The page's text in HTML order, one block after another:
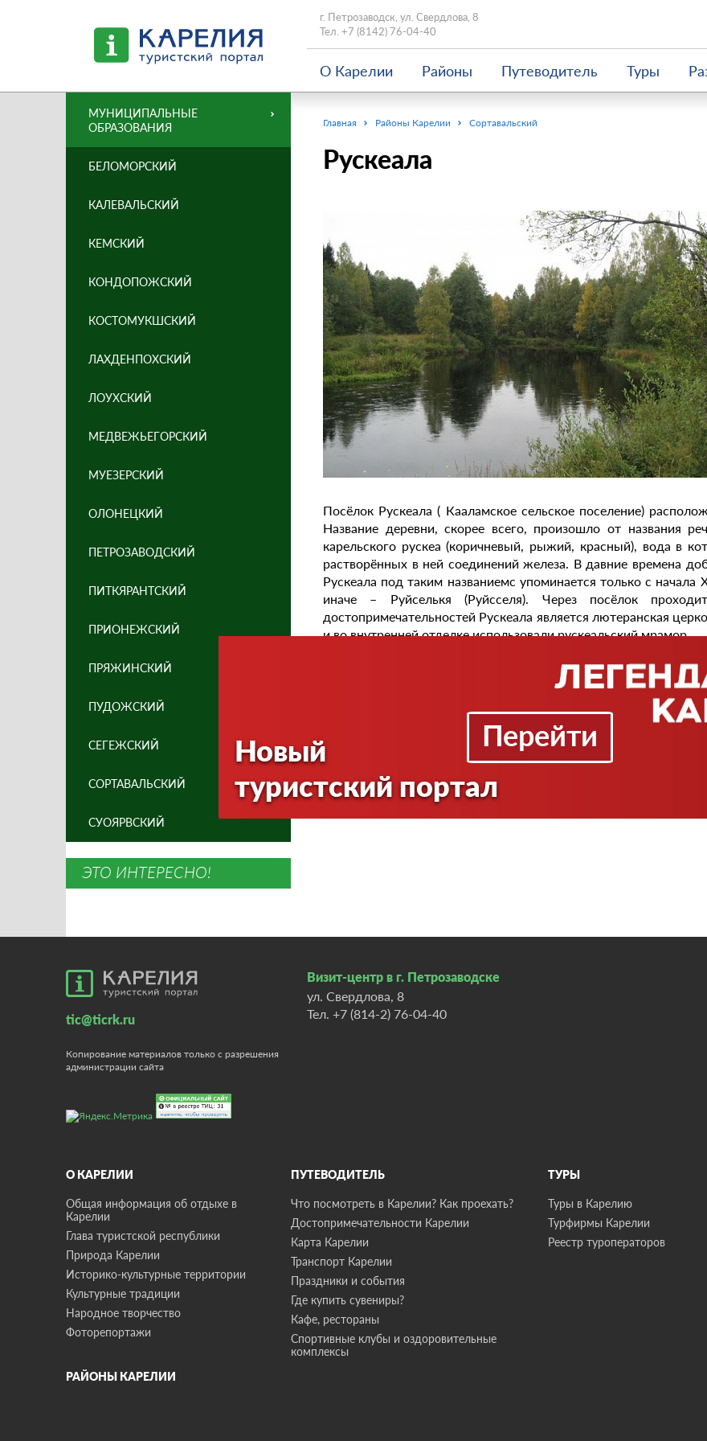
г. Петрозаводск, ул. Свердлова, 8
Тел. +7 (8142) 76-04-40
О Карелии Районы Путеводитель Туры
Главная Районы Карелии Сортавальский
Рускеала
Посёлок Рускеала ( Кааламское сельское поселение)
Название деревни, скорее всего, произошло от названия
карельского рускеа (коричневый, рыжий, красный), вода в
растворённых в ней соединений железа. В давние времена
Рускеала под таким названиемс упоминается только с начала
иначе – Руйселькя (Руйсселя). Через посёлок
достопримечательностей Рускеала является лютеранская
и во внутренней отделке использовали рускеальский мрамор.
МУНИЦИПАЛЬНЫЕ
ОБРАЗОВАНИЯ
БЕЛОМОРСКИЙ
КАЛЕВАЛЬСКИЙ
КЕМСКИЙ
КОНДОПОЖСКИЙ
КОСТОМУКШСКИЙ
ЛАХДЕНПОХСКИЙ
ЛОУХСКИЙ
МЕДВЕЖЬЕГОРСКИЙ
МУЕЗЕРСКИЙ
ОЛОНЕЦКИЙ
ПЕТРОЗАВОДСКИЙ
ПИТКЯРАНТСКИЙ
ПРИОНЕЖСКИЙ
ПРЯЖИНСКИЙ
ПУДОЖСКИЙ
СЕГЕЖСКИЙ
СОРТАВАЛЬСКИЙ
СУОЯРВСКИЙ
ЭТО ИНТЕРЕСНО!
tic@ticrk.ru
Копирование материалов только с разрешения
администрации сайта
Визит-центр в г. Петрозаводске
ул. Свердлова, 8
Тел. +7 (814-2) 76-04-40
О КАРЕЛИИ
Общая информация об отдыхе в
Карелии
Глава туристской республики
Природа Карелии
Историко-культурные территории
Культурные традиции
Народное творчество
Фоторепортажи
РАЙОНЫ КАРЕЛИИ
ПУТЕВОДИТЕЛЬ
Что посмотреть в Карелии? Как проехать?
Достопримечательности Карелии
Карта Карелии
Транспорт Карелии
Праздники и события
Где купить сувениры?
Кафе, рестораны
Спортивные клубы и оздоровительные
комплексы
ТУРЫ
Туры в Карелию
Турфирмы Карелии
Реестр туроператоров
Новый
туристский портал
Перейти